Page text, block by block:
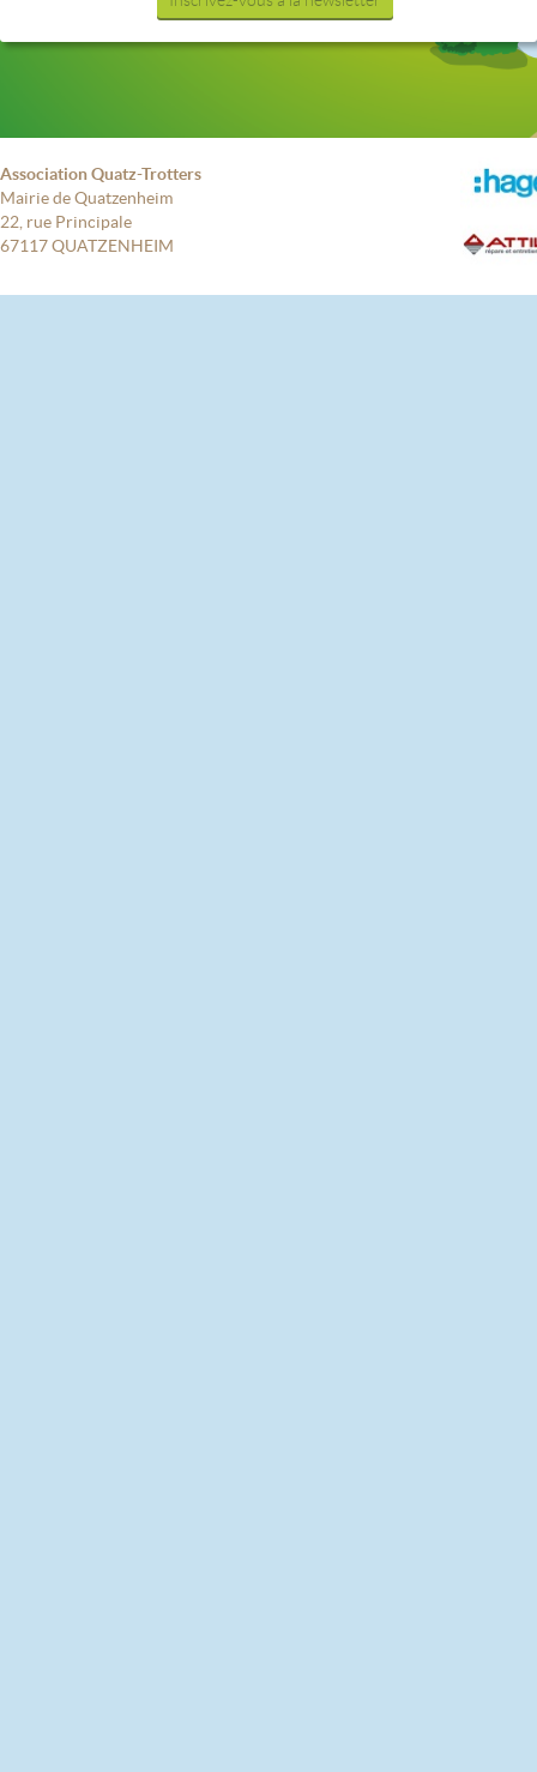
Association Quatz-Trotters
Mairie de Quatzenheim
22, rue Principale
67117 QUATZENHEIM